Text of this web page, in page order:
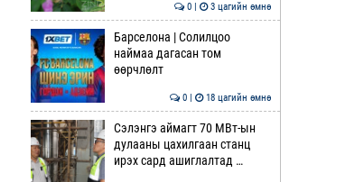
0 | 3 цагийн өмнө
Барселона | Солилцоо
наймаа дагасан том
өөрчлөлт
0 | 18 цагийн өмнө
Сэлэнгэ аймагт 70 МВт-ын
дулааны цахилгаан станц
ирэх сард ашиглалтад …